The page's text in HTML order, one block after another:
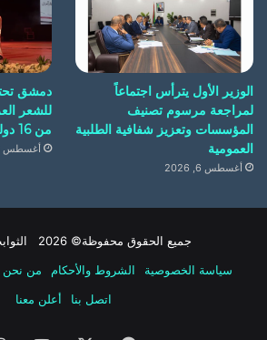
الوزير الأول يترأس اجتماعاً
لمراجعة مرسوم تصنيف
المؤسسات وتعزيز شفافية الطلبية
العمومية
أغسطس 6, 2026
دمشق
من 16 دولة
أغسطس 6, 2026
جميع الحقوق محفوظة© 2026 الثوابت الموريتاني
سياسة الخصوصية
الشروط والأحكام من نحن
اتصل بنا
أعلن معنا